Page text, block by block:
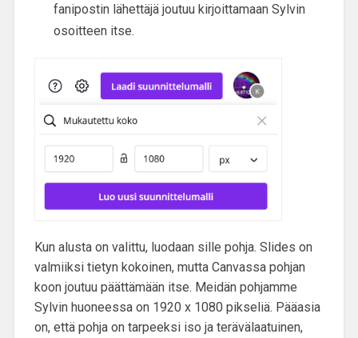
fanipostin lähettäjä joutuu kirjoittamaan Sylvin
osoitteen itse.
Kun alusta on valittu, luodaan sille pohja. Slides on
valmiiksi tietyn kokoinen, mutta Canvassa pohjan
koon joutuu päättämään itse. Meidän pohjamme
Sylvin huoneessa on 1920 x 1080 pikseliä. Pääasia
on, että pohja on tarpeeksi iso ja terävälaatuinen,